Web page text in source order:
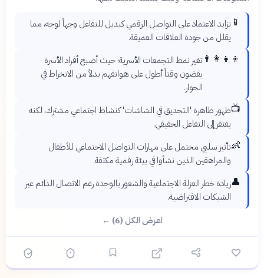
📱 تزايد الاعتماد على التواصل الرقمي كبديل للتفاعل وجهاً لوجه، مما
يقلل من جودة العلاقات العميقة.
👨‍👩‍👧‍👦تغير نمط التجمعات الأسرية؛ حيث أصبح أفراد الأسرة
يقضون وقتاً أطول على هواتفهم بدلاً من الانخراط في
الحوار.
📺ظهور ظاهرة 'التحديق في الشاشات' كنشاط اجتماعي مشترك، لكنه
يفتقر إلى التفاعل الحقيقي.
👶تأثير سلبي محتمل على مهارات التواصل الاجتماعي للأطفال
والمراهقين الذين نشأوا في بيئة رقمية مكثفة.
👤زيادة خطر العزلة الاجتماعية والشعور بالوحدة رغم الاتصال الدائم عبر
الشبكات الافتراضية.
اعرض الكل (6) ←